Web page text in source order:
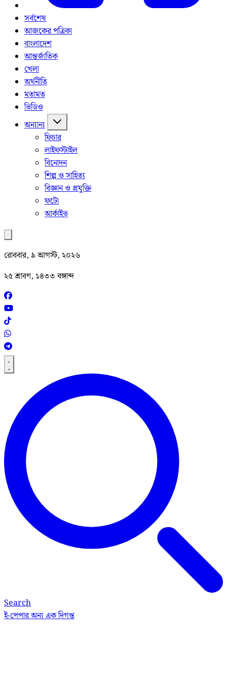
সর্বশেষ
আজকের পত্রিকা
বাংলাদেশ
আন্তর্জাতিক
খেলা
অর্থনীতি
মতামত
ভিডিও
অন্যান্য
ফিচার
লাইফস্টাইল
বিনোদন
শিল্প ও সাহিত্য
বিজ্ঞান ও প্রযুক্তি
ফটো
আর্কাইভ
রোববার, ৯ আগস্ট, ২০২৬
২৫ শ্রাবণ, ১৪৩৩ বঙ্গাব্দ
Search
ই-পেপারঅন্য এক দিগন্ত